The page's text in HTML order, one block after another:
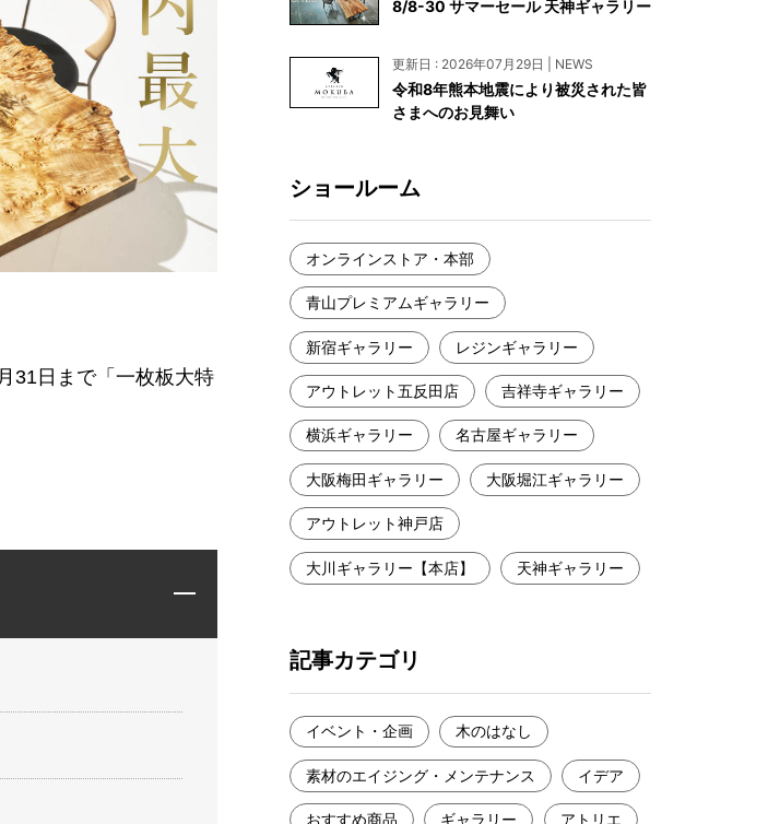
NEWS
EVENT
BLOG
メディア美術協力実績
31日まで「一枚板大特
8/8-30 サマーセール 天神ギャラリー
更新日 : 2026年07月29日 | NEWS
令和8年熊本地震により被災された皆
さまへのお見舞い
ショールーム
オンラインストア・本部
青山プレミアムギャラリー
新宿ギャラリー レジンギャラリー
アウトレット五反田店 吉祥寺ギャラリー
横浜ギャラリー 名古屋ギャラリー
大阪梅田ギャラリー 大阪堀江ギャラリー
アウトレット神戸店
大川ギャラリー【本店】 天神ギャラリー
記事カテゴリ
イベント・企画 木のはなし
素材のエイジング・メンテナンス イデア
おすすめ商品 ギャラリー アトリエ